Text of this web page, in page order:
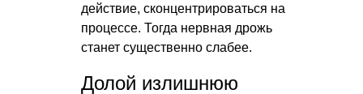
действие, сконцентрироваться на
процессе. Тогда нервная дрожь
станет существенно слабее.
Долой излишнюю